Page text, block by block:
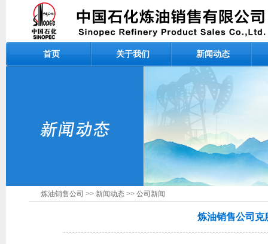
首页 关于我们 新闻动态
炼油销售公司 >> 新闻动态 >> 公司新闻
炼油销售公司克